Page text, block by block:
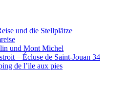
und die Stellplätze
und Mont Michel
– Écluse de Saint-Jouan 34
de l’ile aux pies